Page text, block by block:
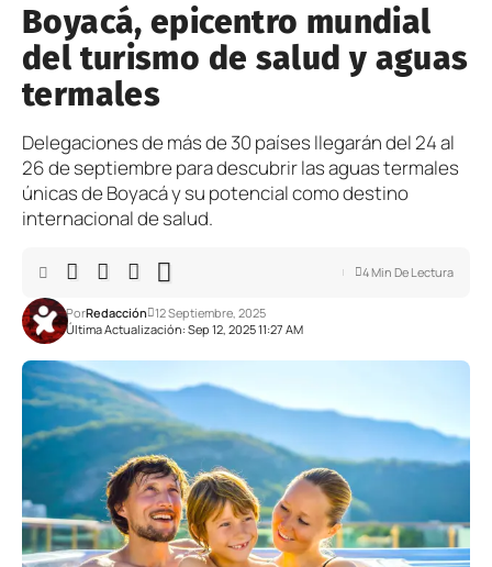
Boyacá, epicentro mundial
del turismo de salud y aguas
termales
Delegaciones de más de 30 países llegarán del 24 al
26 de septiembre para descubrir las aguas termales
únicas de Boyacá y su potencial como destino
internacional de salud.
Última Actualización: Sep 12, 2025 11:27 AM
PorRedacción 12 Septiembre, 2025
4 Min De Lectura